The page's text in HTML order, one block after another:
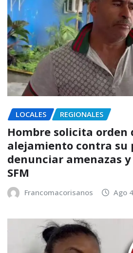
LOCALES REGIONALES
Hombre solicita orden
alejamiento contra su
denunciar amenazas
SFM
Francomacorisanos Ago